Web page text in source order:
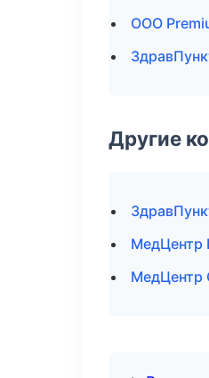
ООО
Другие
МедЦентр
МедЦентр